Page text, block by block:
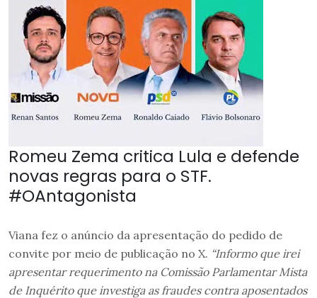
Romeu Zema critica Lula e defende
novas regras para o STF.
#OAntagonista
Viana fez o anúncio da apresentação do pedido de
convite por meio de publicação no X. “Informo que irei
apresentar requerimento na Comissão Parlamentar Mista
de Inquérito que investiga as fraudes contra aposentados